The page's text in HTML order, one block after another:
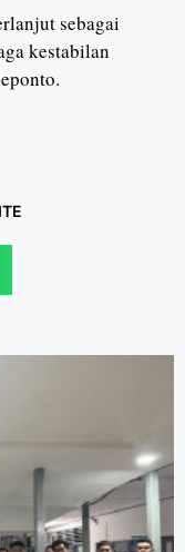
sebagai
kestabilan